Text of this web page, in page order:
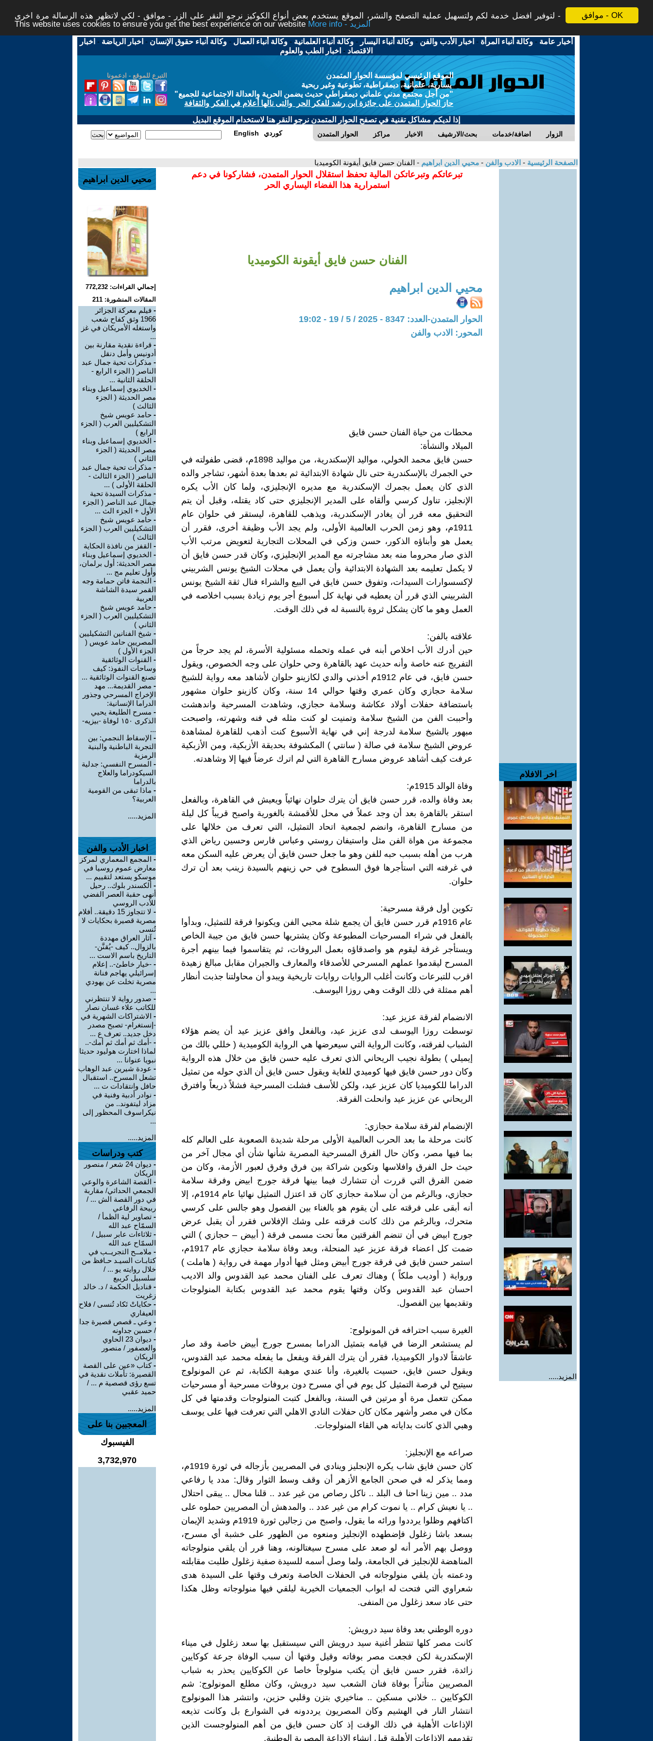
موافق - OK
لتوفير افضل خدمة لكم ولتسهيل عملية التصفح والنشر، الموقع يستخدم بعض أنواع الكوكيز نرجو النقر على الزر - موافق - لكي لاتظهر هذه الرسالة مرة اخرى -
This website uses cookies to ensure you get the best experience on our website
More info - المزيد
أخبار عامة -وكالة أنباء المرأة - اخبار الأدب والفن -وكالة أنباء اليسار -وكالة أنباء العلمانية -وكالة أنباء العمال -وكالة أنباء حقوق الإنسان - اخبار الرياضة - اخبار
الاقتصاد - اخبار الطب والعلوم
التبرع للموقع - ادعمونا
الموقع الرئيسي لمؤسسة الحوار المتمدن
يسارية، علمانية، ديمقراطية، تطوعية وغير ربحية
"من أجل مجتمع مدني علماني ديمقراطي حديث يضمن الحرية والعدالة الاجتماعية للجميع"
حاز الحوار المتمدن على جائزة ابن رشد للفكر الحر والتى نالها أعلام في الفكر والثقافة
إذا لديكم مشاكل تقنية في تصفح الحوار المتمدن نرجو النقر هنا لاستخدام الموقع البديل
الحوار المتمدن مراكز الاخبار بحث/الارشيف اضافة/خدمات الزوار English كوردي
الصفحة الرئيسية - الادب والفن - محيي الدين ابراهيم - الفنان حسن فايق أيقونة الكوميديا
اخر الافلام
المزيد.....
تبرعاتكم وتبرعاتكن المالية تحفظ استقلال الحوار المتمدن، فشاركونا في دعم
استمرارية هذا الفضاء اليساري الحر
الفنان حسن فايق أيقونة الكوميديا
محيي الدين ابراهيم
الحوار المتمدن-العدد: 8347 - 2025 / 5 / 19 - 19:02
المحور: الادب والفن
محطات من حياة الفنان حسن فايق
الميلاد والنشأة:
حسن فايق محمد الخولي، مواليد الإسكندرية، من مواليد 1898م، قضى طفولته في
حي الجمرك بالإسكندرية حتى نال شهادة الابتدائية ثم بعدها بعدة أشهر، تشاجر والده
الذي كان يعمل بجمرك الإسكندرية مع مديره الإنجليزي، ولما كان الأب يكره
الإنجليز، تناول كرسي وألقاه على المدير الإنجليزي حتى كاد يقتله، وقبل أن يتم
التحقيق معه قرر أن يغادر الإسكندرية، ويذهب للقاهرة، ليستقر في حلوان عام
1911م، وهو زمن الحرب العالمية الأولى، ولم يجد الأب وظيفة أخرى، فقرر أن
يعمل هو وأبناؤه الذكور، حسن وزكي في المحلات التجارية لتعويض مرتب الأب
الذي صار محروما منه بعد مشاجرته مع المدير الإنجليزي، وكان قدر حسن فايق أن
لا يكمل تعليمه بعد الشهادة الابتدائية وأن يعمل في محلات الشيخ يونس الشربيني
لإكسسوارات السيدات، وتفوق حسن فايق في البيع والشراء فنال ثقة الشيخ يونس
الشربيني الذي قرر أن يعطيه في نهاية كل أسبوع أجر يوم زيادة بسبب اخلاصه في
العمل وهو ما كان يشكل ثروة بالنسبة له في ذلك الوقت.
علاقته بالفن:
حين أدرك الأب اخلاص أبنه في عمله وتحمله مسئولية الأسرة، لم يجد حرجاً من
التفريج عنه خاصة وأنه حديث عهد بالقاهرة وحي حلوان على وجه الخصوص، ويقول
حسن فايق، في عام 1912م أخذني والدي لكازينو حلوان لأشاهد معه رواية للشيخ
سلامة حجازي وكان عمري وقتها حوالي 14 سنة، وكان كازينو حلوان مشهور
باستضافة حفلات أولاد عكاشة وسلامة حجازي، وشاهدت المسرحية واندهشت
وأحببت الفن من الشيخ سلامة وتمنيت لو كنت مثله في فنه وشهرته، واصبحت
مبهور بالشيخ سلامة لدرجة إني في نهاية الأسبوع كنت أذهب للقاهرة لمشاهدة
عروض الشيخ سلامة في صالة ( سانتي ) المكشوفة بحديقة الأزبكية، ومن الأزبكية
عرفت كيف أشاهد عروض مسارح القاهرة التي لم اترك عرضاً فيها إلا وشاهدته.
وفاة الوالد 1915م:
بعد وفاة والده، قرر حسن فايق أن يترك حلوان نهائياً ويعيش في القاهرة، وبالفعل
استقر بالقاهرة بعد أن وجد عملاً في محل للأقمشة بالغورية واصبح قريباً كل ليلة
من مسارح القاهرة، وانضم لجمعية اتحاد التمثيل، التي تعرف من خلالها على
مجموعة من هواة الفن مثل واستيفان روستي وعباس فارس وحسين رياض الذي
هرب من أهله بسبب حبه للفن وهو ما جعل حسن فايق أن يعرض عليه السكن معه
في غرفته التي استأجرها فوق السطوح في حي زينهم بالسيدة زينب بعد أن ترك
حلوان.
تكوين أول فرقة مسرحية:
عام 1916م قرر حسن فايق أن يجمع شلة محبي الفن ويكونوا فرقة للتمثيل، وبدأوا
بالفعل في شراء المسرحيات المطبوعة وكان يشتريها حسن فايق من جيبة الخاص
ويستأجر غرفة ليقوم هو واصدقاؤه بعمل البروفات، ثم يتقاسموا فيما بينهم أجرة
المسرح ليقدموا عملهم المسرحي للأصدقاء والمعارف والجيران مقابل مبالغ زهيدة
اقرب للتبرعات وكانت أغلب الروايات روايات تاريخية ويبدو أن محاولتنا جذبت أنظار
أهم ممثلة في ذلك الوقت وهي روزا اليوسف.
الانضمام لفرقة عزيز عيد:
توسطت روزا اليوسف لدى عزيز عيد، وبالفعل وافق عزيز عيد أن يضم هؤلاء
الشباب لفرقته، وكانت الرواية التي سيعرضها هي الرواية الكوميدية ( خللي بالك من
إيميلي ) بطولة نجيب الريحاني الذي تعرف عليه حسن فايق من خلال هذه الرواية
وكان دور حسن فايق فيها كوميدي للغاية ويقول حسن فايق أن الذي حوله من تمثيل
الدراما للكوميديا كان عزيز عيد، ولكن للأسف فشلت المسرحية فشلاً ذريعاً وافترق
الريحاني عن عزيز عيد وانحلت الفرقة.
الإنضمام لفرقة سلامة حجازي:
كانت مرحلة ما بعد الحرب العالمية الأولى مرحلة شديدة الصعوبة على العالم كله
بما فيها مصر، وكان حال الفرق المسرحية المصرية شأنها شأن أي مجال آخر من
حيث حل الفرق وافلاسها وتكوين شراكة بين فرق وفرق لعبور الأزمة، وكان من
ضمن الفرق التي قررت أن تتشارك فيما بينها فرقة جورج ابيض وفرقة سلامة
حجازي، وبالرغم من أن سلامة حجازي كان قد اعتزل التمثيل نهائيا عام 1914م، إلا
أنه أبقى على فرقته على أن يقوم هو بالغناء بين الفصول وهو جالس على كرسي
متحرك، وبالرغم من ذلك كانت فرقته على وشك الإفلاس فقرر أن يقبل عرض
جورج ابيض في أن تنضم الفرقتين معاً تحت مسمى فرقة ( أبيض – حجازي ) التي
ضمت كل اعضاء فرقة عزيز عيد المنحلة، وبعد وفاة سلامة حجازي عام 1917م،
استمر حسن فايق في فرقة جورج أبيض ومثل فيها أدوار مهمة في رواية ( هاملت )
ورواية ( أوديب ملكاً ) وهناك تعرف على الفنان محمد عبد القدوس والد الاديب
احسان عبد القدوس وكان وقتها يقوم محمد عبد القدوس بكتابة المنولوجات
وتقديمها بين الفصول.
الغيرة سبب احترافه فن المونولوج:
لم يستشعر الرضا في قيامه بتمثيل الدراما بمسرح جورج أبيض خاصة وقد صار
عاشقاً لادوار الكوميديا، فقرر أن يترك الفرقة ويفعل ما يفعله محمد عبد القدوس،
ويقول حسن فايق، حسيت بالغيرة، وأنا عندي موهبة الكتابة، ثم عن المونولوج
سيتيح لي فرصة التمثيل كل يوم في أي مسرح دون بروفات مسرحية أو مسرحيات
ممكن تتعمل مرة أو مرتين في السنة، وبالفعل كتبت المنولوجات وقدمتها في كل
مكان في مصر وأشهر مكان كان حفلات النادي الاهلي التي تعرفت فيها على يوسف
وهبي الذي كانت بداياته هي القاء المنولوجات.
صراعه مع الإنجليز:
كان حسن فايق شاب يكره الإنجليز وينادي في المصريين بأزجاله في ثورة 1919م،
ومما يذكر له في صحن الجامع الأزهر أن وقف وسط الثوار وقال: مدد يا رفاعي
مدد .. مين زينا احنا ف البلد .. ناكل رصاص من غير عدد .. قلنا محال .. يبقى احتلال
.. يا نعيش كرام .. يا نموت كرام من غير عدد .. والمدهش أن المصريين حملوه على
اكتافهم وظلوا يرددوا ورائه ما يقول، واصبح من زجالين ثورة 1919م وشديد الإيمان
بسعد باشا زغلول فإضطهده الإنجليز ومنعوه من الظهور على خشبة أي مسرح،
ووصل بهم الأمر أنه لو صعد على مسرح سيغتالونه، وهنا قرر أن يلقي منولوجاته
المناهضة للإنجليز في الجامعة، ولما وصل أسمه للسيدة صفية زغلول طلبت مقابلته
ودعمته بأن يلقي منولوجاته في الحفلات الخاصة وتعرف وقتها على السيدة هدى
شعراوي التي فتحت له ابواب الجمعيات الخيرية ليلقي فيها منولوجاته وظل هكذا
حتى عاد سعد زغلول من المنفى.
دوره الوطني بعد وفاة سيد درويش:
كانت مصر كلها تنتظر أغنية سيد درويش التي سيستقبل بها سعد زغلول في ميناء
الإسكندرية لكن فجعت مصر بوفاته وقيل وقتها أن سبب الوفاة جرعة كوكايين
زائدة، فقرر حسن فايق أن يكتب منولوجاً خاصا عن الكوكايين يحذر به شباب
المصريين متأثراً بوفاة فنان الشعب سيد درويش، وكان مطلع المونولوج: شم
الكوكايين .. خلاني مسكين .. مناخيري بتزن وقلبي حزين، وانتشر هذا المونولوج
انتشار النار في الهشيم وكان المصريون يرددونه في الشوارع بل وكانت تذيعه
الإذاعات الأهلية في ذلك الوقت إذ كان حسن فايق من أهم المنولوجست الذين
تقدمهم الإذاعات الأهلية قبل انشاء الإذاعة المصرية الوطنية.
محيي الدين ابراهيم
إجمالي القراءات: 772,232
المقالات المنشورة: 211
- فيلم معركة الجزائر
1966 وثق كفاح شعب
واستغله الأمريكان في غز
...
- قراءة نقدية مقارنة بين
أدونيس وأمل دنقل
- مذكرات تحية جمال عبد
الناصر ( الجزء الرابع -
الحلقة الثانية ...
- الخديوي إسماعيل وبناء
مصر الحديثة ( الجزء
الثالث )
- حامد عويس شيخ
التشكيليين العرب ( الجزء
الرابع )
- الخديوي إسماعيل وبناء
مصر الحديثة ( الجزء
الثاني )
- مذكرات تحية جمال عبد
الناصر ( الجزء الثالث -
الحلقة الأولى ) ...
- مذكرات السيدة تحية
جمال عبد الناصر ( الجزء
الأول + الجزء الث ...
- حامد عويس شيخ
التشكيليين العرب ( الجزء
الثالث )
- القفز من نافذة الحكاية
- الخديوي إسماعيل وبناء
مصر الحديثة: أول برلمان،
وأول تعليم مج ...
- النجمة فاتن حمامة وجه
القمر سيدة الشاشة
العربية
- حامد عويس شيخ
التشكيليين العرب ( الجزء
الثاني )
- شيخ الفنانين التشكيليين
المصريين حامد عويس (
الجزء الأول )
- القنوات الوثائقية
وساحات النفوذ: كيف
تصنع القنوات الوثائقية ...
- مصر القديمة... مهد
الإخراج المسرحي وجذور
الدراما الإنسانية:
- مسرح الطليعة يحيي
الذكرى ١٥٠ لوفاة -بيزيه-
...
- الإسقاط النجمي: بين
التجربة الباطنية والبنية
الرمزية
- المسرح النفسي: جدلية
السيكودراما والعلاج
بالدراما
- ماذا تبقى من القومية
العربية؟
المزيد.....
اخبار الأدب والفن
- المجمع المعماري لمركز
معارض عموم روسيا في
موسكو يستعد لتقييم ...
- ألكسندر بلوك.. رحيل
أنهى حقبة العصر الفضي
للأدب الروسي
-
لا تتجاوز 15 دقيقة.. أفلام
مصرية قصيرة بحكايات لا
تُنسى
- آثار العراق مهددة
بالزوال.. كيف -يُقنَّن-
التاريخ باسم الاست ...
- -خيار خاطئ-.. إعلام
إسرائيلي يهاجم فنانة
مصرية تخلت عن يهودي
...
- صدور رواية لا تنتظرني
للكاتب علاء غسان نصار
- الاشتراكات الشهرية في
-إنستغرام- تصبح مصدر
دخل جديد.. تعرف ع ...
- -أمك ثم أمك ثم أمك-..
لماذا اختارت هوليود حديثا
نبويا عنوانا ...
- عودة شيرين عبد الوهاب
تشعل المسرح.. استقبال
حافل وانتقادات ت ...
- نوادر أدبية وفنية في
مزاد ليتفوند.. من
نيكراسوف المحظور إلى
...
المزيد.....
كتب ودراسات
-
ديوان 24 شعر / منصور
الريكان
- القصة الشاعرة والوعي
الجمعي الحداثي/ مقاربة
في دور القصة الش ... /
ربيحة الرفاعي
- تصاوير لية الظمأ /
السمّاح عبد الله
- ثلاثاءات عابر سبيل /
السمّاح عبد الله
- ملامــح التجريــب في
كتابـات السيـد حـافظ من
خلال روايته يو ... /
سلسبيل كريبع
- قناديل الحكمة / د. خالد
زغريت
- حكاياتْ تَكاد تُنسى / فلاح
العيفاري
- وعي ـ قصص قصيرة جدا
/ حسين جداونه
-
ديوان 23 الحاوي
والعصفور / منصور
الريكان
-كتاب «عين على القصة
القصيرة: تأملات نقدية في
تسع رؤى قصصية م ... /
حميد عقبي
المزيد.....
المعجبين بنا على
الفيسبوك
3,732,970